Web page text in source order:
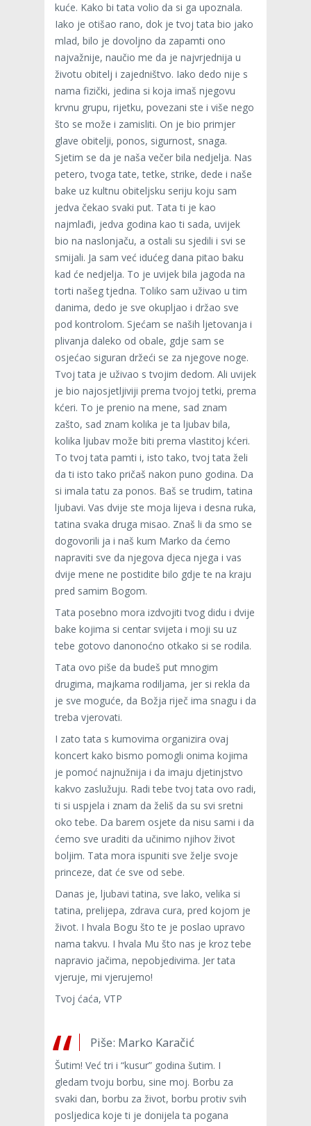
kuće. Kako bi tata volio da si ga upoznala.
Iako je otišao rano, dok je tvoj tata bio jako
mlad, bilo je dovoljno da zapamti ono
najvažnije, naučio me da je najvrjednija u
životu obitelj i zajedništvo. Iako dedo nije s
nama fizički, jedina si koja imaš njegovu
krvnu grupu, rijetku, povezani ste i više nego
što se može i zamisliti. On je bio primjer
glave obitelji, ponos, sigurnost, snaga.
Sjetim se da je naša večer bila nedjelja. Nas
petero, tvoga tate, tetke, strike, dede i naše
bake uz kultnu obiteljsku seriju koju sam
jedva čekao svaki put. Tata ti je kao
najmlađi, jedva godina kao ti sada, uvijek
bio na naslonjaču, a ostali su sjedili i svi se
smijali. Ja sam već idućeg dana pitao baku
kad će nedjelja. To je uvijek bila jagoda na
torti našeg tjedna. Toliko sam uživao u tim
danima, dedo je sve okupljao i držao sve
pod kontrolom. Sjećam se naših ljetovanja i
plivanja daleko od obale, gdje sam se
osjećao siguran držeći se za njegove noge.
Tvoj tata je uživao s tvojim dedom. Ali uvijek
je bio najosjetljiviji prema tvojoj tetki, prema
kćeri. To je prenio na mene, sad znam
zašto, sad znam kolika je ta ljubav bila,
kolika ljubav može biti prema vlastitoj kćeri.
To tvoj tata pamti i, isto tako, tvoj tata želi
da ti isto tako pričaš nakon puno godina. Da
si imala tatu za ponos. Baš se trudim, tatina
ljubavi. Vas dvije ste moja lijeva i desna ruka,
tatina svaka druga misao. Znaš li da smo se
dogovorili ja i naš kum Marko da ćemo
napraviti sve da njegova djeca njega i vas
dvije mene ne postidite bilo gdje te na kraju
pred samim Bogom.
Tata posebno mora izdvojiti tvog didu i dvije
bake kojima si centar svijeta i moji su uz
tebe gotovo danonoćno otkako si se rodila.
Tata ovo piše da budeš put mnogim
drugima, majkama rodiljama, jer si rekla da
je sve moguće, da Božja riječ ima snagu i da
treba vjerovati.
I zato tata s kumovima organizira ovaj
koncert kako bismo pomogli onima kojima
je pomoć najnužnija i da imaju djetinjstvo
kakvo zaslužuju. Radi tebe tvoj tata ovo radi,
ti si uspjela i znam da želiš da su svi sretni
oko tebe. Da barem osjete da nisu sami i da
ćemo sve uraditi da učinimo njihov život
boljim. Tata mora ispuniti sve želje svoje
princeze, dat će sve od sebe.
Danas je, ljubavi tatina, sve lako, velika si
tatina, prelijepa, zdrava cura, pred kojom je
život. I hvala Bogu što te je poslao upravo
nama takvu. I hvala Mu što nas je kroz tebe
napravio jačima, nepobjedivima. Jer tata
vjeruje, mi vjerujemo!
Tvoj ćaća, VTP
Piše: Marko Karačić
Šutim! Već tri i “kusur” godina šutim. I
gledam tvoju borbu, sine moj. Borbu za
svaki dan, borbu za život, borbu protiv svih
posljedica koje ti je donijela ta pogana